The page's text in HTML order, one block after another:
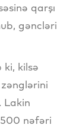
qarşı
gəncləri
ki, kilsə
Lakin
nəfəri